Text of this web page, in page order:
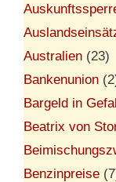
Australien (23)
Bankenunion
Bargeld in
Beatrix von
Benzinpreise